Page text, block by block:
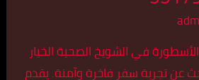
في الشويخ الصحية الخيار
عن تجربة سفر فاخرة وآمنة. يقدم